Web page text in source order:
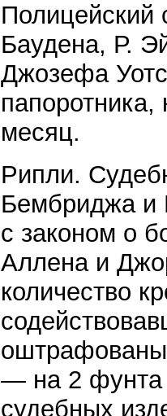
Полицейский
Баудена, Р.
Джозефа
месяц.
Рипли.
Бембриджа и
с законом о
Аллена и
количество
— на 2 фунта
судебных